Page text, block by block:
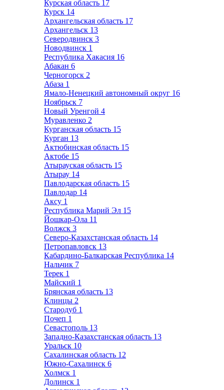
Курская область 17
Курск 14
Архангельская область 17
Архангельск 13
Северодвинск 3
Новодвинск 1
Республика Хакасия 16
Абакан 6
Черногорск 2
Абаза 1
Ямало-Ненецкий автономный округ 16
Ноябрьск 7
Новый Уренгой 4
Муравленко 2
Курганская область 15
Курган 13
Актюбинская область 15
Актобе 15
Атырауская область 15
Атырау 14
Павлодарская область 15
Павлодар 14
Аксу 1
Республика Марий Эл 15
Йошкар-Ола 11
Волжск 3
Северо-Казахстанская область 14
Петропавловск 13
Кабардино-Балкарская Республика 14
Нальчик 7
Терек 1
Майский 1
Брянская область 13
Клинцы 2
Стародуб 1
Почеп 1
Севастополь 13
Западно-Казахстанская область 13
Уральск 10
Сахалинская область 12
Южно-Сахалинск 6
Холмск 1
Долинск 1